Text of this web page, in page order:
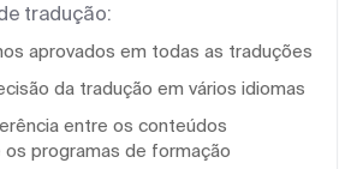
tradução:
aprovados em todas as traduções
da tradução em vários idiomas
entre os conteúdos
os programas de formação